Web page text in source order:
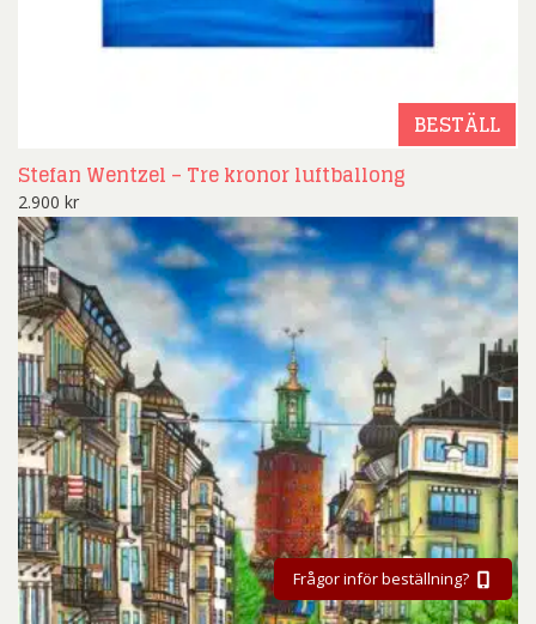
BESTÄLL
Stefan Wentzel – Tre kronor luftballong
2.900 kr
Frågor inför beställning?